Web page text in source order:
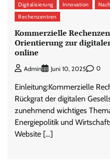
Digitalisierung Innovation
Rechenzentren
Kommerzielle
Orientierung zur
online
Admin Juni 10, 2025 0
Einleitung:Kommerzielle
Rückgrat der digitalen
zunehmend wichtiges
Energiepolitik und
Website […]